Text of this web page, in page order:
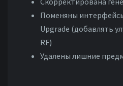
Поменяны
Upgrade (добавлять
RF)
Удалены лишние